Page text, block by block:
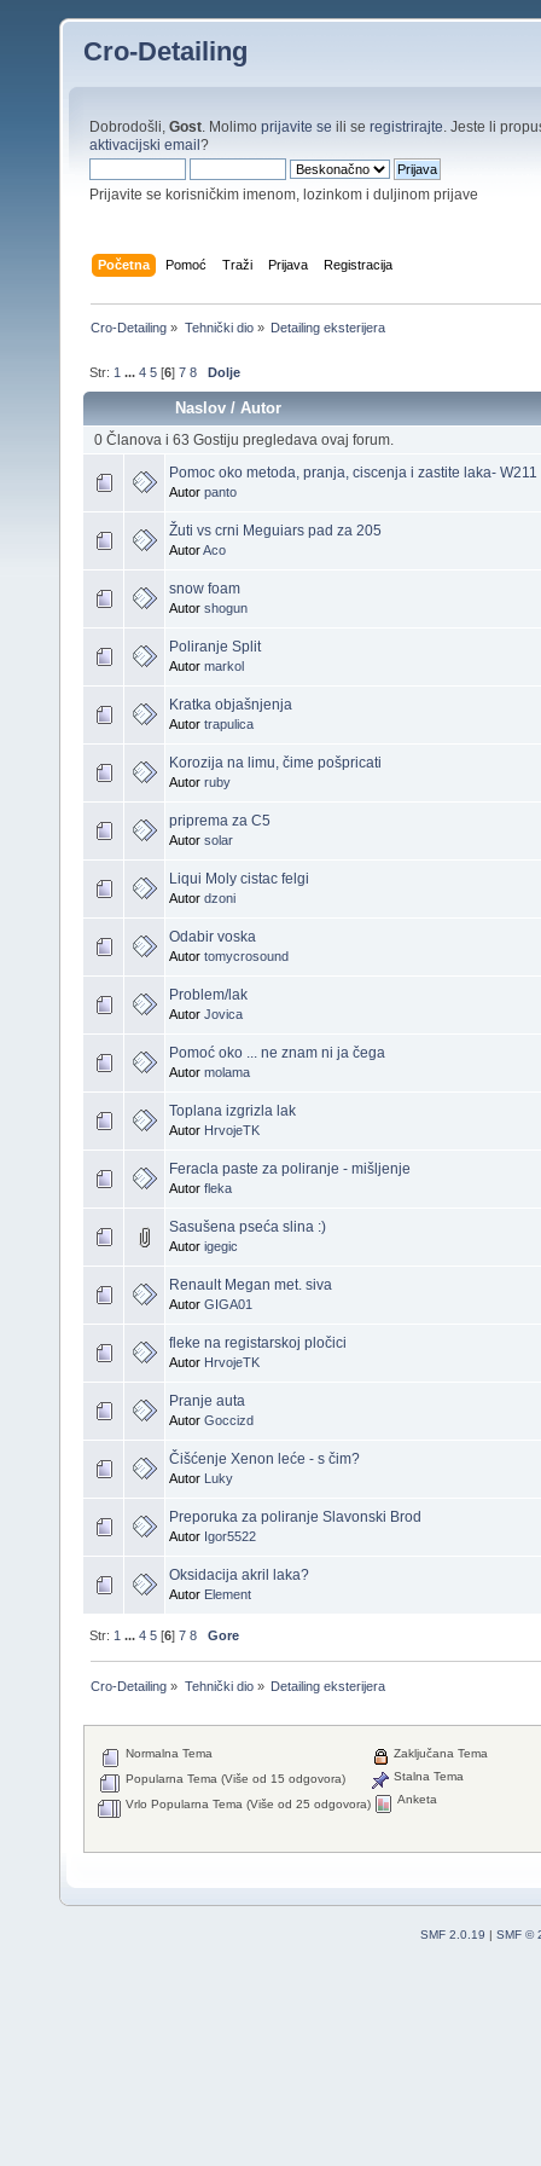
Cro-Detailing
Dobrodošli, Gost . Molimo prijavite se ili se registrirajte . Jeste li
aktivacijski email?
Prijavite se korisničkim imenom, lozinkom i duljinom prijave
Početna Pomoć Traži Prijava Registracija
Cro-Detailing » Tehnički dio» Detailing eksterijera
Str: 1 ...4 5 [6]7 8 Dolje
Naslov /Autor
0 Članova i 63 Gostiju pregledava ovaj forum.
Pomoc oko metoda, pranja, ciscenja i zastite laka- W211
Autor panto
Žuti vs crni Meguiars pad za 205
AutorAco
snow foam
Autor shogun
Poliranje Split
Autor markol
Kratka objašnjenja
Autor trapulica
Korozija na limu, čime pošpricati
Autor ruby
priprema za C5
Autor solar
Liqui Moly cistac felgi
Autor dzoni
Odabir voska
Autor tomycrosound
Problem/lak
Autor Jovica
Pomoć oko ... ne znam ni ja čega
Autor molama
Toplana izgrizla lak
Autor HrvojeTK
Feracla paste za poliranje - mišljenje
Autor fleka
Sasušena pseća slina :)
Autor igegic
Renault Megan met. siva
Autor GIGA01
fleke na registarskoj pločici
Autor HrvojeTK
Pranje auta
Autor Goccizd
Čišćenje Xenon leće - s čim?
Autor Luky
Preporuka za poliranje Slavonski Brod
Autor Igor5522
Oksidacija akril laka?
Autor Element
Str: 1 ...4 5 [6]7 8 Gore
Cro-Detailing » Tehnički dio» Detailing eksterijera
Normalna Tema
Popularna Tema (Više od 15 odgovora)
Vrlo Popularna Tema (Više od 25 odgovora)
Zaključana Tema
Stalna Tema
Anketa
SMF 2.0.19 | SMF ©